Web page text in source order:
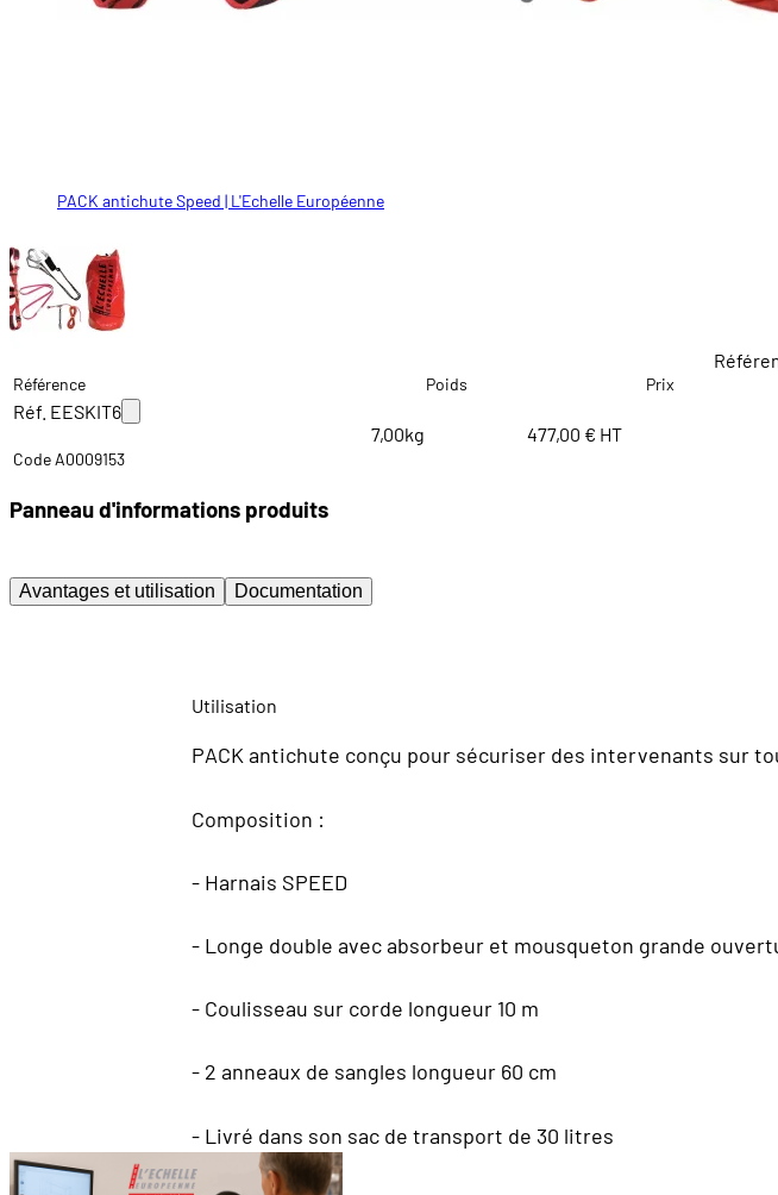
PACK antichute Speed | L'Echelle Européenne
Référence Poids Prix
Réf. EESKIT6
Code A0009153
7,00kg 477,00 € HT
Panneau d'informations produits
Avantages et utilisation Documentation
Utilisation
PACK antichute conçu pour sécuriser des intervenants sur
Composition :
- Harnais SPEED
- Longe double avec absorbeur et mousqueton grande
- Coulisseau sur corde longueur 10 m
- 2 anneaux de sangles longueur 60 cm
- Livré dans son sac de transport de 30 litres